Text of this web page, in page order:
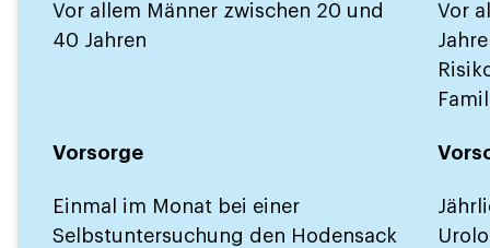
Vor allem Männer zwischen 20 und
40 Jahren
Vor
Vorsorge
Einmal im Monat bei einer
Selbstuntersuchung den Hodensack